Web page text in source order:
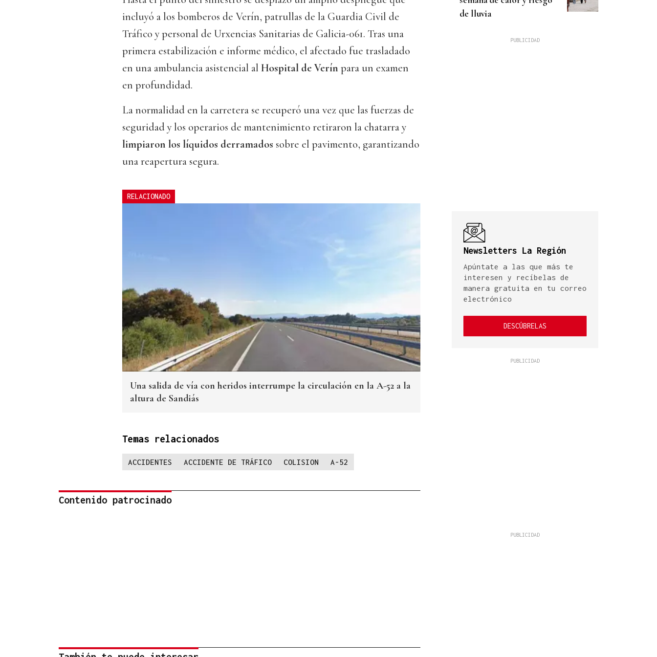
incluyó a los bomberos de Verín, patrullas de la Guardia Civil de
Tráfico y personal de Urxencias Sanitarias de Galicia-061. Tras una
primera estabilización e informe médico, el afectado fue trasladado
en una ambulancia asistencial al Hospital de Verín para un examen
en profundidad.
La normalidad en la carretera se recuperó una vez que las fuerzas de
seguridad y los operarios de mantenimiento retiraron la chatarra y
limpiaron los líquidos derramados sobre el pavimento, garantizando
una reapertura segura.
RELACIONADO
Una salida de vía con heridos interrumpe la circulación en la A-52 a la
altura de Sandiás
Temas relacionados
ACCIDENTES ACCIDENTE DE TRÁFICO COLISION A-52
Contenido patrocinado
de lluvia
Newsletters La Región
Apúntate a las que más te
interesen y recíbelas de
manera gratuita en tu correo
electrónico
DESCÚBRELAS